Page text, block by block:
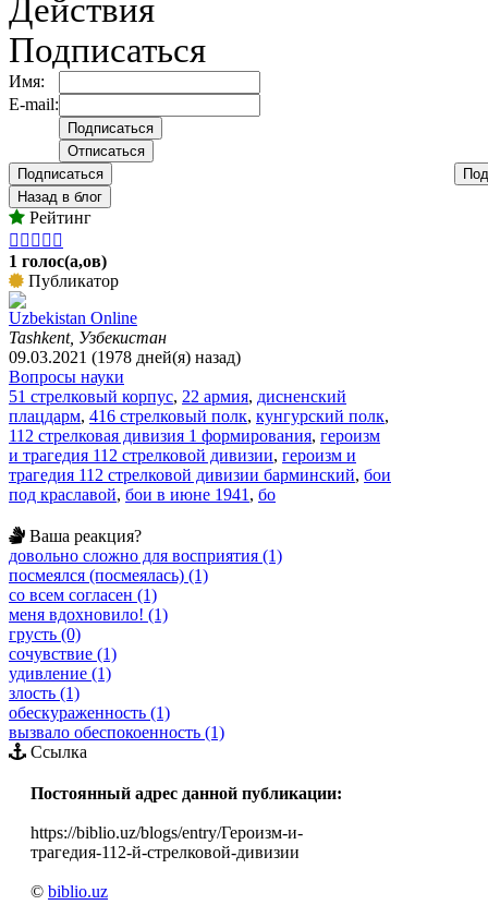
Действия
Подписаться
Имя:
E-mail:
Подписаться
Назад в блог
Рейтинг
    
1 голос(а,ов)
Публикатор
Uzbekistan Online
Tashkent, Узбекистан
09.03.2021 (1978 дней(я) назад)
Вопросы науки
51 стрелковый корпус, 22 армия, дисненский
плацдарм, 416 стрелковый полк, кунгурский полк,
112 стрелковая дивизия 1 формирования, героизм
и трагедия 112 стрелковой дивизии, героизм и
трагедия 112 стрелковой дивизии барминский, бои
под краславой, бои в июне 1941 , бо
Ваша реакция?
довольно сложно для восприятия (1)
посмеялся (посмеялась) (1)
со всем согласен (1)
меня вдохновило! (1)
грусть (0)
сочувствие (1)
удивление (1)
злость (1)
обескураженность (1)
вызвало обеспокоенность (1)
Ссылка
Постоянный адрес данной публикации:
https://biblio.uz/blogs/entry/Героизм-и-
трагедия-112-й-стрелковой-дивизии
© biblio.uz